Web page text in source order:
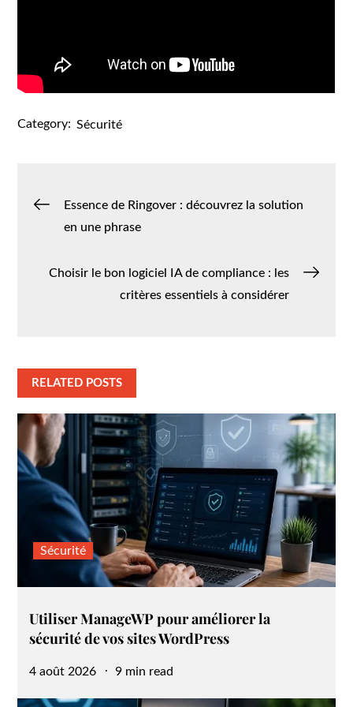
Category: Sécurité
Navigation
de
l’article
Essence de Ringover : découvrez la solution
en une phrase
Choisir le bon logiciel IA de compliance : les
critères essentiels à considérer
RELATED POSTS
Sécurité
Utiliser ManageWP pour améliorer la
sécurité de vos sites WordPress
Posted
4 août 2026 9 min read